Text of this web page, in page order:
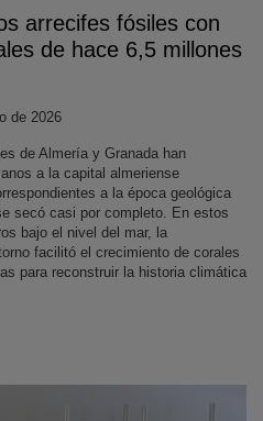
arrecifes fósiles con
de hace 6,5 millones
de 2026
de Almería y Granada han
a la capital almeriense
a la época geológica
secó casi por completo. En estos
bajo el nivel del mar, la
facilitó el crecimiento de corales
para reconstruir la historia climática